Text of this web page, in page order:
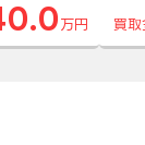
万円 買取